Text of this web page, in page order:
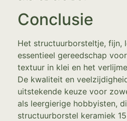
Conclusie
Het structuurborsteltje, fijn,
essentieel gereedschap
textuur in klei en het
De kwaliteit en
uitstekende keuze voor
als leergierige hobbyisten,
structuurborstel keramiek